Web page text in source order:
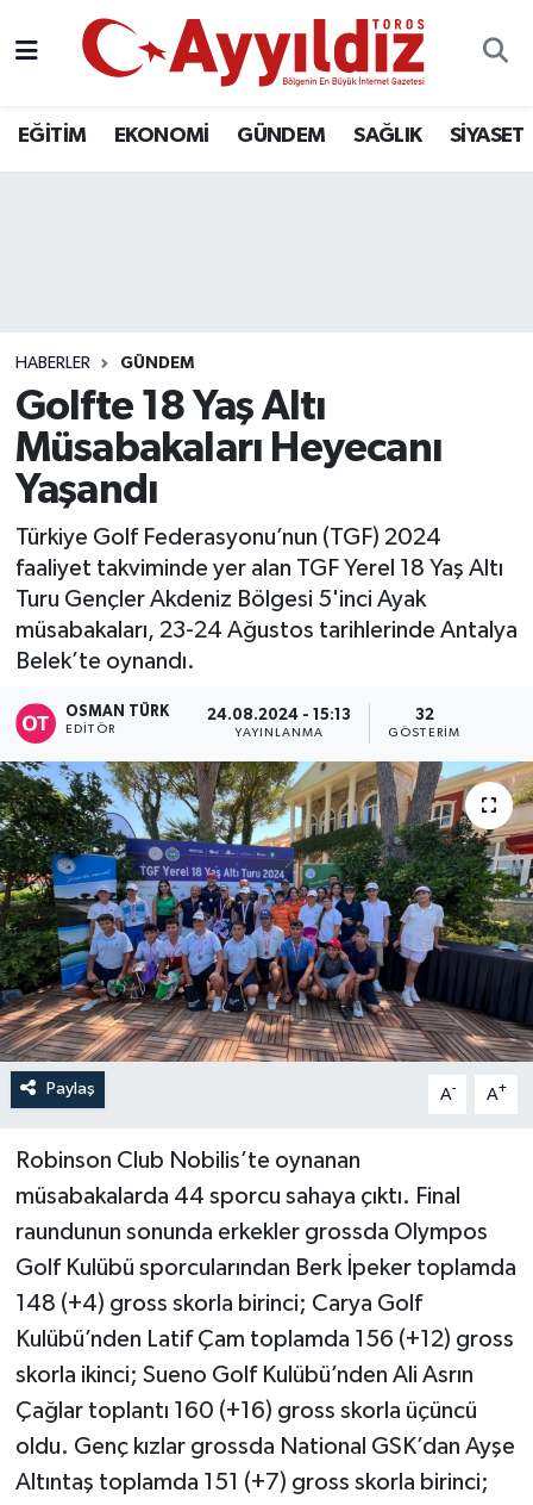
EĞİTİM EKONOMİ GÜNDEM SAĞLIK SİYASET
HABERLER GÜNDEM
Golfte 18 Yaş Altı
Müsabakaları Heyecanı
Yaşandı
Türkiye Golf Federasyonu’nun (TGF) 2024
faaliyet takviminde yer alan TGF Yerel 18 Yaş Altı
Turu Gençler Akdeniz Bölgesi 5'inci Ayak
müsabakaları, 23-24 Ağustos tarihlerinde Antalya
Belek’te oynandı.
OSMAN TÜRK
EDITÖR
24.08.2024 - 15:13
YAYINLANMA
32
GÖSTERIM
Paylaş A- A+
Robinson Club Nobilis’te oynanan
müsabakalarda 44 sporcu sahaya çıktı. Final
raundunun sonunda erkekler grossda Olympos
Golf Kulübü sporcularından Berk İpeker toplamda
148 (+4) gross skorla birinci; Carya Golf
Kulübü’nden Latif Çam toplamda 156 (+12) gross
skorla ikinci; Sueno Golf Kulübü’nden Ali Asrın
Çağlar toplantı 160 (+16) gross skorla üçüncü
oldu. Genç kızlar grossda National GSK’dan Ayşe
Altıntaş toplamda 151 (+7) gross skorla birinci;